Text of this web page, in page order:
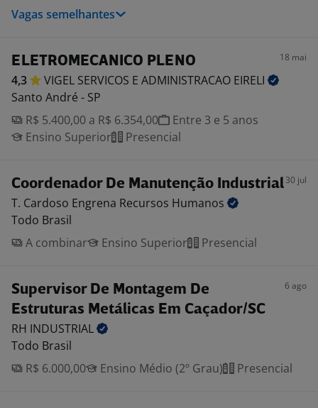
Vagas semelhantes
ELETROMECANICO PLENO 18 mai
4,3 VIGEL SERVICOS E ADMINISTRACAO EIRELI
Santo André - SP
R$ 5.400,00 a R$ 6.354,00
Entre 3 e 5 anos
Ensino Superior
Presencial
Coordenador De Manutenção Industrial30 jul
T. Cardoso Engrena Recursos Humanos
Todo Brasil
A combinar
Ensino Superior Presencial
Supervisor De Montagem De
Estruturas Metálicas Em Caçador/SC
6 ago
RH INDUSTRIAL
Todo Brasil
R$ 6.000,00
Ensino Médio (2º Grau) Presencial